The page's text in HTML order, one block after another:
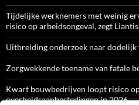
Tijdelijke werknemers met weinig
risico op arbeidsongeval, zegt Liantis
Uitbreiding onderzoek naar
Zorgwekkende toename van fatale
Kwart bouwbedrijven loopt risico
overheidsaanbestedingen in 2026